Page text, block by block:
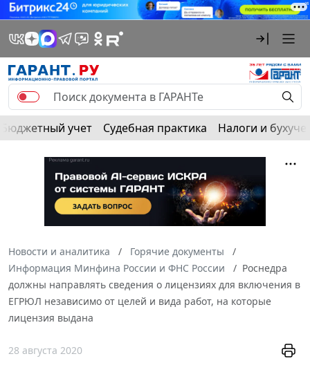
Бюджетный учет Судебная практика Налоги и
Новости и аналитика
Горячие документы
Информация Минфина России и ФНС России
Роснедра
должны направлять сведения о лицензиях для включения в
ЕГРЮЛ независимо от целей и вида работ, на которые
лицензия выдана
28 августа 2020